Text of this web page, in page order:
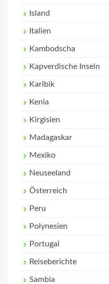
Island
Italien
Kambodscha
Kapverdische Inseln
Karibik
Kenia
Kirgisien
Madagaskar
Mexiko
Neuseeland
Österreich
Peru
Polynesien
Portugal
Reiseberichte
Sambia